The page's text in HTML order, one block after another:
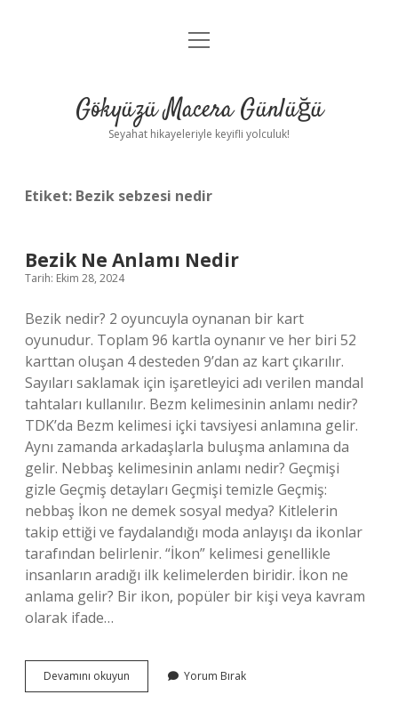
Anasayfa
Yasal Uyarı
menüyü
Gökyüzü Macera Günlüğü
Seyahat hikayeleriyle keyifli yolculuk!
Etiket: Bezik sebzesi nedir
Bezik Ne Anlamı Nedir
Tarih: Ekim 28, 2024
Bezik nedir? 2 oyuncuyla oynanan bir kart
oyunudur. Toplam 96 kartla oynanır ve her biri 52
karttan oluşan 4 desteden 9’dan az kart çıkarılır.
Sayıları saklamak için işaretleyici adı verilen mandal
tahtaları kullanılır. Bezm kelimesinin anlamı nedir?
TDK’da Bezm kelimesi içki tavsiyesi anlamına gelir.
Aynı zamanda arkadaşlarla buluşma anlamına da
gelir. Nebbaş kelimesinin anlamı nedir? Geçmişi
gizle Geçmiş detayları Geçmişi temizle Geçmiş:
nebbaş İkon ne demek sosyal medya? Kitlelerin
takip ettiği ve faydalandığı moda anlayışı da ikonlar
tarafından belirlenir. “İkon” kelimesi genellikle
insanların aradığı ilk kelimelerden biridir. İkon ne
anlama gelir? Bir ikon, popüler bir kişi veya kavram
olarak ifade…
Devamını okuyun
Ne
Yorum Bırak